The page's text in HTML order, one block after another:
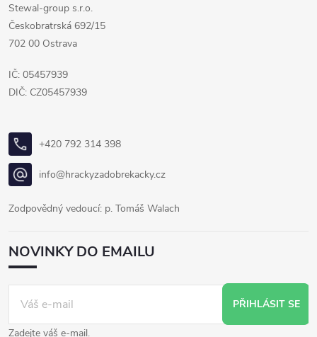
Stewal-group s.r.o.
Českobratrská 692/15
702 00 Ostrava
IČ: 05457939
DIČ: CZ05457939
+420 792 314 398
info@hrackyzadobrekacky.cz
Zodpovědný vedoucí: p. Tomáš Walach
NOVINKY DO EMAILU
PŘIHLÁSIT SE
Zadejte váš e-mail.